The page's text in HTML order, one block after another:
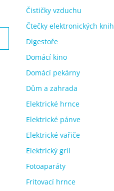
Čističky vzduchu
Čtečky elektronických knih
Digestoře
Domácí kino
Domácí pekárny
Dům a zahrada
Elektrické hrnce
Elektrické pánve
Elektrické vařiče
Elektrický gril
Fotoaparáty
Fritovací hrnce